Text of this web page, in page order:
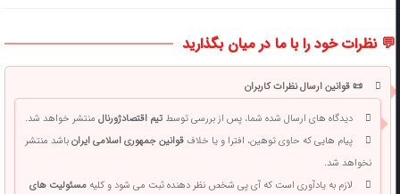
💬 نظرات خود را با ما در میان بگذارید
📜 قوانین ارسال نظرات کاربران
دیدگاه های ارسال شده شما، پس از بررسی توسطتیم اقتصادژورنالمنتشر خواهد شد.
پیام هایی که حاوی توهین، افترا و یا خلافقوانین جمهوری اسلامی ایرانباشد منتشر
نخواهد شد.
لازم به یادآوری است که آی پی شخص نظر دهنده ثبت می شود و کلیهمسئولیت های